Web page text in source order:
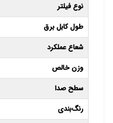
نوع فیلتر
طول کابل برق
شعاع عملکرد
وزن خالص
سطح صدا
رنگ‌بندی